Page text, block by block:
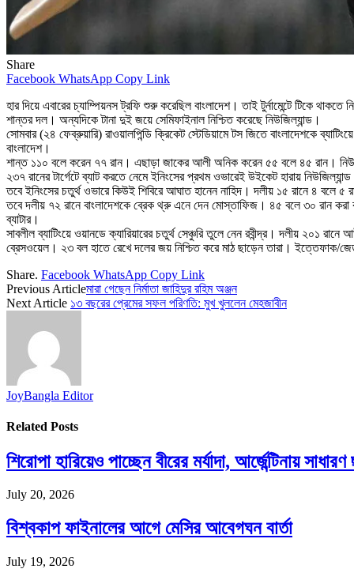
Share
Facebook WhatsApp Copy Link
হার দিয়ে এবারের চ্যাম্পিয়নস ট্রফি শুরু করেছিল বাংলাদেশ। তাই টুর্নামেন্টে টিকে
শান্তর দল। অন্যদিকে টানা দুই জয়ে সেমিফাইনাল নিশ্চিত করেছে নিউজিল্যান্ড।
সোমবার (২৪ ফেব্রুয়ারি) রাওয়ালপিন্ডি ক্রিকেট স্টেডিয়ামে টস জিতে বাংলাদেশকে
বাংলাদেশ।
শান্ত ১১০ বলে করেন ৭৭ রান। এছাড়া জাকের আলী অনিক করেন ৫৫ বলে ৪৫ রান।
২৩৭ রানের টার্গেটে ব্যাট করতে নেমে ইনিংসের প্রথম ওভারেই উইকেট হারায়
তবে ইনিংসের চতুর্থ ওভারে কিউই শিবিরে আঘাত হানেন নাহিদ। দলীয় ১৫ রানে ৪ বলে
তবে দলীয় ৭২ রানে বাংলাদেশকে ব্রেক থ্রু এনে দেন মোস্তাফিজ। ৪৫ বলে ৩০ রান করা
ব্যাটার।
সাবলীল ব্যাটিংয়ে ওয়ানডে ক্যারিয়ারের চতুর্থ সেঞ্চুরি তুলে নেন রবীন্দ্র। দলীয় ২০১
ব্রেসওয়েল। ২৩ বল হাতে রেখে দলের জয় নিশ্চিত করে মাঠ ছাড়েন তারা। ইত্তেফাক/
Share. Facebook WhatsApp Copy Link
Previous Articleমারা গেছেন নির্মাতা জাহিদুর রহিম অঞ্জন
Next Article ১৩ বছরের প্রেমের সফল পরিণতি: মুখ খুললেন মেহজাবীন
JoyBangla Editor
Related Posts
শিরোপা হারিয়েও পাচ্ছেন বীরের মর্যাদা, আর্জেন্টিনায়
July 20, 2026
বিশ্বকাপ ফাইনালের আগে মেসির আবেগঘন বার্তা
July 19, 2026